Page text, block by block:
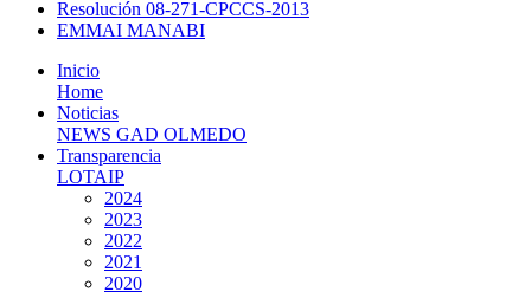
Resolución 08-271-CPCCS-2013
EMMAI MANABI
Inicio
Home
Noticias
NEWS GAD OLMEDO
Transparencia
LOTAIP
2024
2023
2022
2021
2020